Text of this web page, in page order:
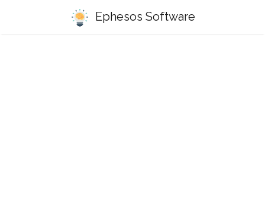
Ephesos Software